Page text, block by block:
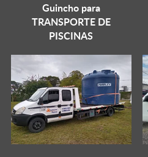
Guincho para
TRANSPORTE DE
PISCINAS